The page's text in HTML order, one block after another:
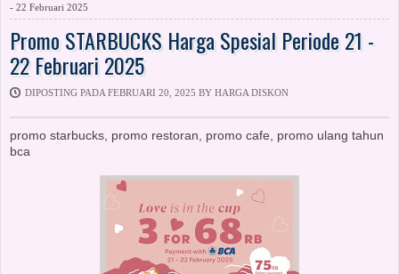
- 22 Februari 2025
Promo STARBUCKS Harga Spesial Periode 21 -
22 Februari 2025
DIPOSTING PADA FEBRUARI 20, 2025 BY HARGA DISKON
promo starbucks, promo restoran, promo cafe, promo ulang tahun
bca